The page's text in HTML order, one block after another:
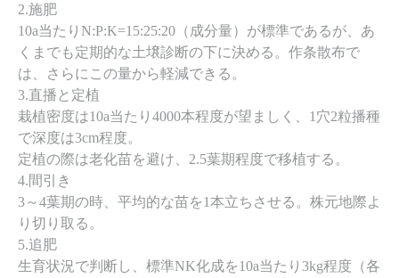
2.施肥
10a当たりN:P:K=15:25:20（成分量）が標準であるが、あ
くまでも定期的な土壌診断の下に決める。作条散布で
は、さらにこの量から軽減できる。
3.直播と定植
栽植密度は10a当たり4000本程度が望ましく、1穴2粒播種
で深度は3cm程度。
定植の際は老化苗を避け、2.5葉期程度で移植する。
4.間引き
3～4葉期の時、平均的な苗を1本立ちさせる。株元地際よ
り切り取る。
5.追肥
生育状況で判断し、標準NK化成を10a当たり3kg程度（各